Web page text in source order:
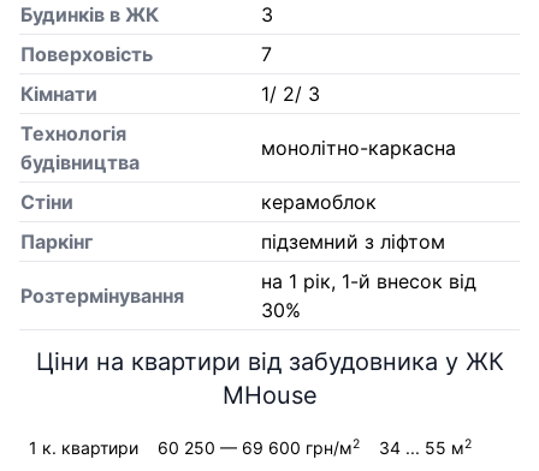
Будинків в ЖК
3
Поверховість
7
Кiмнати
1/ 2/ 3
Технологія
будівництва
монолітно-каркасна
Стіни
керамоблок
Паркінг
підземний з ліфтом
Розтермінування
на 1 рік, 1-й внесок від
30%
Ціни на квартири від забудовника у ЖК
MHouse
1 к. квартири 60 250 — 69 600 грн/м2 34 ... 55 м2